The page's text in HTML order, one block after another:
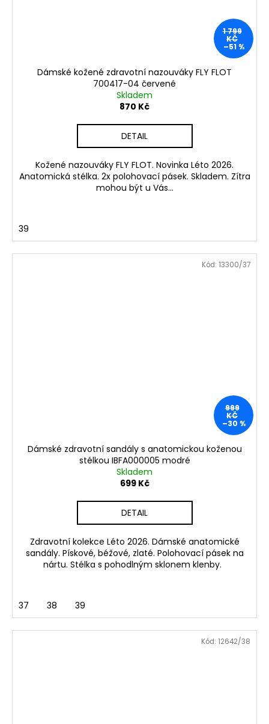
1 799
KČ
–51 %
Dámské kožené zdravotní nazouváky FLY FLOT
700417-04 červené
Skladem
870 Kč
DETAIL
Kožené nazouváky FLY FLOT. Novinka Léto 2026.
Anatomická stélka. 2x polohovací pásek. Skladem. Zítra
mohou být u Vás...
39
999
KČ
–30 %
Dámské zdravotní sandály s anatomickou koženou
stélkou IBFA000005 modré
Skladem
699 Kč
DETAIL
Zdravotní kolekce Léto 2026. Dámské anatomické
sandály. Pískové, béžové, zlaté. Polohovací pásek na
nártu. Stélka s pohodlným sklonem klenby.
37 38 39
Kód: 13300/37
Kód: 12642/38